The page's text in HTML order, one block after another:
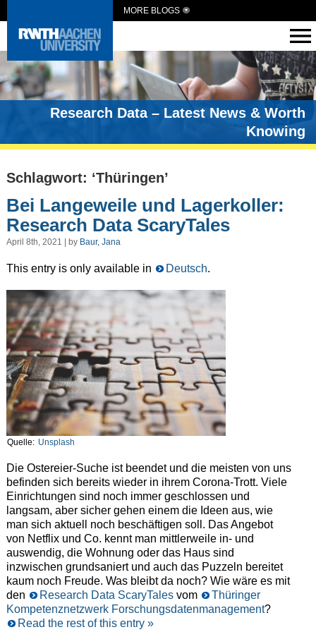
MORE BLOGS
Research Data – Latest News & Worth
Knowing
Schlagwort: ‘Thüringen’
Bei Langeweile und Lagerkoller:
Research Data ScaryTales
April 8th, 2021 | by Baur, Jana
This entry is only available in Deutsch.
Quelle: Unsplash
Die Ostereier-Suche ist beendet und die meisten von uns
befinden sich bereits wieder in ihrem Corona-Trott. Viele
Einrichtungen sind noch immer geschlossen und
langsam, aber sicher gehen einem die Ideen aus, wie
man sich aktuell noch beschäftigen soll. Das Angebot
von Netflix und Co. kennt man mittlerweile in- und
auswendig, die Wohnung oder das Haus sind
inzwischen grundsaniert und auch das Puzzeln bereitet
kaum noch Freude. Was bleibt da noch? Wie wäre es mit
den
Research Data ScaryTalesvom
Thüringer
Kompetenznetzwerk Forschungsdatenmanagement?
Read the rest of this entry »